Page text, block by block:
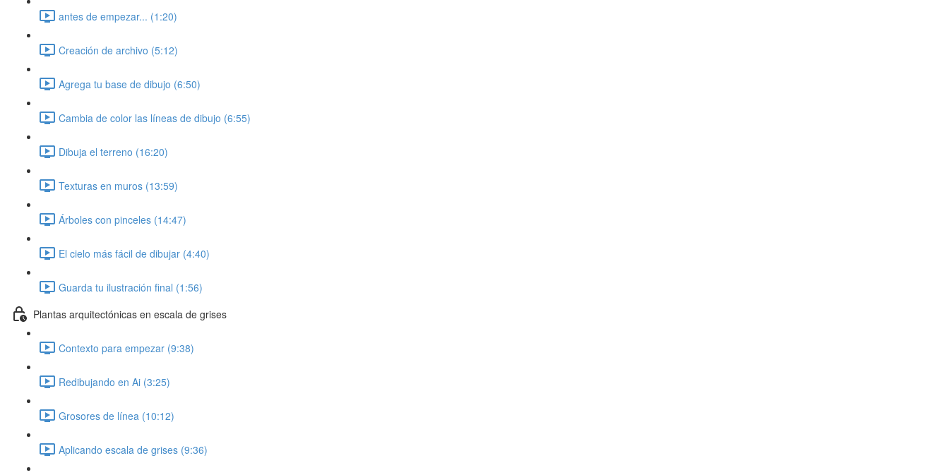
antes de empezar... (1:20)
Creación de archivo (5:12)
Agrega tu base de dibujo (6:50)
Cambia de color las líneas de dibujo (6:55)
Dibuja el terreno (16:20)
Texturas en muros (13:59)
Árboles con pinceles (14:47)
El cielo más fácil de dibujar (4:40)
Guarda tu ilustración final (1:56)
Plantas arquitectónicas en escala de grises
Contexto para empezar (9:38)
Redibujando en Ai (3:25)
Grosores de línea (10:12)
Aplicando escala de grises (9:36)